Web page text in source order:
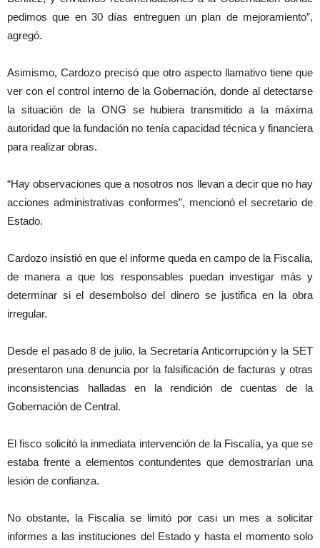
pedimos que en 30 días entreguen un plan de mejoramiento”,
agregó.
Asimismo, Cardozo precisó que otro aspecto llamativo tiene que
ver con el control interno de la Gobernación, donde al detectarse
la situación de la ONG se hubiera transmitido a la máxima
autoridad que la fundación no tenía capacidad técnica y financiera
para realizar obras.
“Hay observaciones que a nosotros nos llevan a decir que no hay
acciones administrativas conformes”, mencionó el secretario de
Estado.
Cardozo insistió en que el informe queda en campo de la Fiscalía,
de manera a que los responsables puedan investigar más y
determinar si el desembolso del dinero se justifica en la obra
irregular.
Desde el pasado 8 de julio, la Secretaría Anticorrupción y la SET
presentaron una denuncia por la falsificación de facturas y otras
inconsistencias halladas en la rendición de cuentas de la
Gobernación de Central.
El fisco solicitó la inmediata intervención de la Fiscalía, ya que se
estaba frente a elementos contundentes que demostrarían una
lesión de confianza.
No obstante, la Fiscalía se limitó por casi un mes a solicitar
informes a las instituciones del Estado y hasta el momento solo